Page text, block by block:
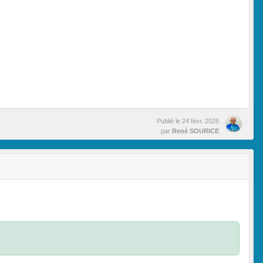
Publié le 24 févr. 2025
par René SOURICE